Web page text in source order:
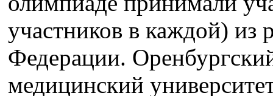
участников в каждой) из
Федерации.
медицинский